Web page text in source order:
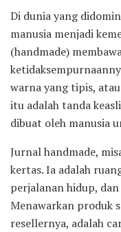
Di dunia yang
manusia menjadi
(handmade)
warna yang tipis,
itu adalah tanda
dibuat oleh manusia
Jurnal handmade,
kertas. Ia adalah
perjalanan hidup,
Menawarkan produk
resellernya, adalah